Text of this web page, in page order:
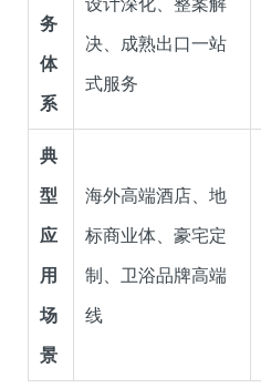
务
体
系
决、成熟出口一站
式服务
典
型
应
用
场
景
海外高端酒店、地
标商业体、豪宅定
制、卫浴品牌高端
线